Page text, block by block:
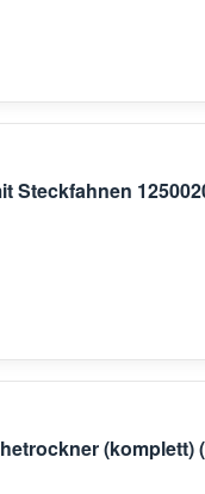
Steckfahnen
(komplett)